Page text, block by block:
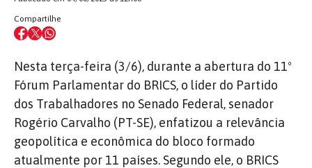
Compartilhe
Nesta terça-feira (3/6), durante a abertura do 11º
Fórum Parlamentar do BRICS, o líder do Partido
dos Trabalhadores no Senado Federal, senador
Rogério Carvalho (PT-SE), enfatizou a relevância
geopolítica e econômica do bloco formado
atualmente por 11 países. Segundo ele, o BRICS